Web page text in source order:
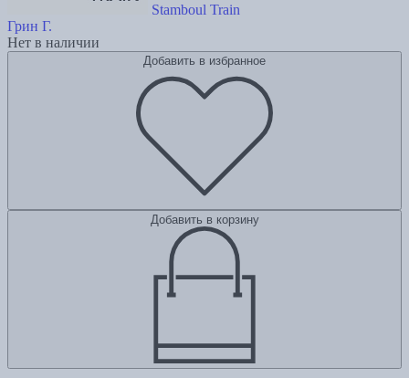
Stamboul Train
Грин Г.
Нет в наличии
Добавить в избранное
Добавить в корзину